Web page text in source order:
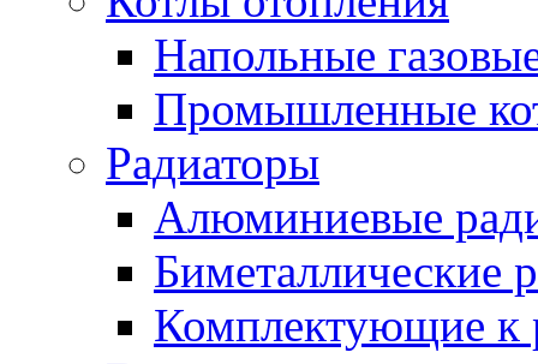
Напольные
Промышленные
Радиаторы
Алюминиевые
Биметаллические
Комплектующие к